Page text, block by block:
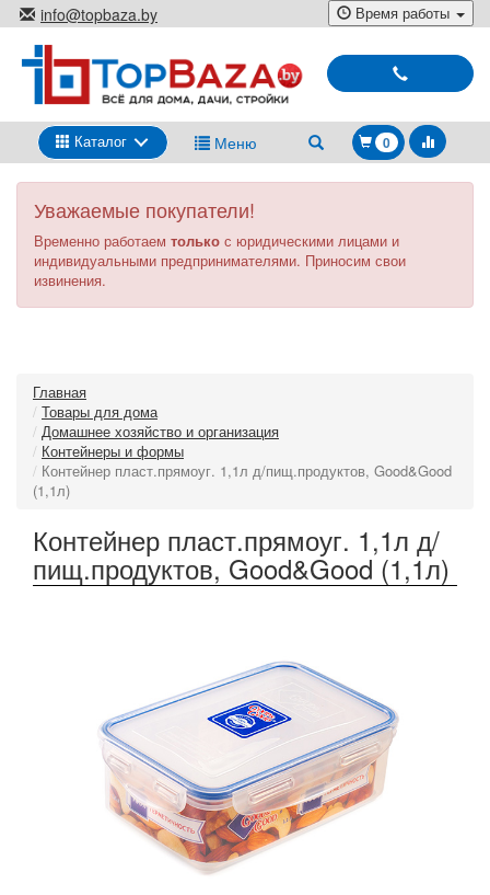
Перейти
к
основному
содержанию
Время работы
info@topbaza.by
г.Минск, ул. Радиальная, 40,
каб. 707-5
Выбирай
ипокупай
Каталог Меню 0
Уважаемые покупатели!
Временно работаем только с юридическими лицами и
индивидуальными предпринимателями. Приносим свои
извинения.
Главная
Товары для дома
Домашнее хозяйство и организация
Контейнеры и формы
Контейнер пласт.прямоуг. 1,1л д/пищ.продуктов, Good&Good
(1,1л)
Контейнер пласт.прямоуг. 1,1л д/
пищ.продуктов, Good&Good (1,1л)